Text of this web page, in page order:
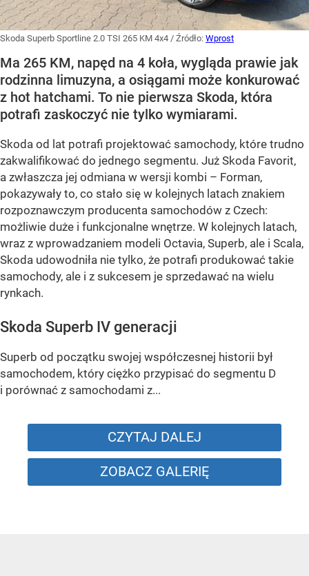
Skoda Superb Sportline 2.0 TSI 265 KM 4x4 / Źródło: Wprost
Ma 265 KM, napęd na 4 koła, wygląda prawie jak
rodzinna limuzyna, a osiągami może konkurować
z hot hatchami. To nie pierwsza Skoda, która
potrafi zaskoczyć nie tylko wymiarami.
Skoda od lat potrafi projektować samochody, które trudno
zakwalifikować do jednego segmentu. Już Skoda Favorit,
a zwłaszcza jej odmiana w wersji kombi – Forman,
pokazywały to, co stało się w kolejnych latach znakiem
rozpoznawczym producenta samochodów z Czech:
możliwie duże i funkcjonalne wnętrze. W kolejnych latach,
wraz z wprowadzaniem modeli Octavia, Superb, ale i Scala,
Skoda udowodniła nie tylko, że potrafi produkować takie
samochody, ale i z sukcesem je sprzedawać na wielu
rynkach.
Skoda Superb IV generacji
Superb od początku swojej współczesnej historii był
samochodem, który ciężko przypisać do segmentu D
i porównać z samochodami z...
CZYTAJ DALEJ
ZOBACZ GALERIĘ